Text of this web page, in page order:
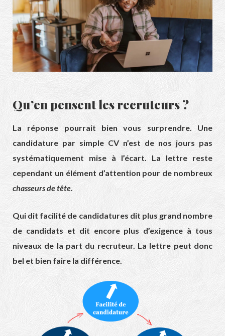
Qu’en pensent les recruteurs ?
La réponse pourrait bien vous surprendre. Une
candidature par simple CV n’est de nos jours pas
systématiquement mise à l’écart. La lettre reste
cependant un élément d’attention pour de nombreux
chasseurs de tête.
Qui dit facilité de candidatures dit plus grand nombre
de candidats et dit encore plus d’exigence à tous
niveaux de la part du recruteur. La lettre peut donc
bel et bien faire la différence.